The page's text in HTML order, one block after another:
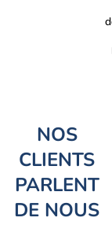
NOS
CLIENTS
PARLENT
DE NOUS